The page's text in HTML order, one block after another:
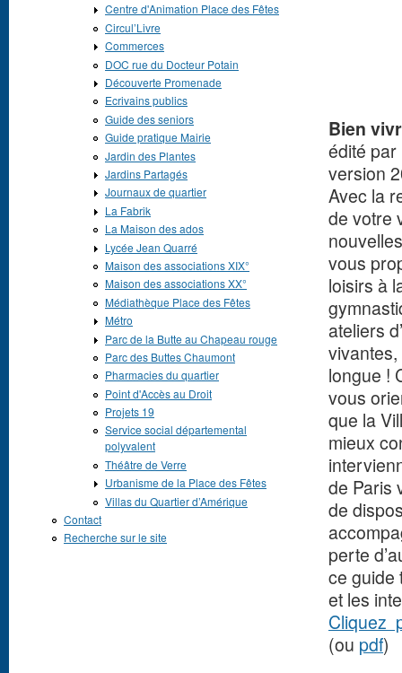
Bien
édité par
version
Avec la
de votre
vous
loisirs à
ateliers
longue !
vous
que la
mieux
de Paris
de
perte
ce guide
et les
Cliquez
(ou pdf)
Centre d'Animation Place des Fêtes
Circul’Livre
Commerces
DOC rue du Docteur Potain
Découverte Promenade
Ecrivains publics
Guide des seniors
Guide pratique Mairie
Jardin des Plantes
Jardins Partagés
Journaux de quartier
La Fabrik
La Maison des ados
Lycée Jean Quarré
Maison des associations XIX°
Maison des associations XX°
Médiathèque Place des Fêtes
Métro
Parc de la Butte au Chapeau rouge
Parc des Buttes Chaumont
Pharmacies du quartier
Point d'Accès au Droit
Projets 19
Service social départemental
polyvalent
Théâtre de Verre
Urbanisme de la Place des Fêtes
Villas du Quartier d’Amérique
Contact
Recherche sur le site